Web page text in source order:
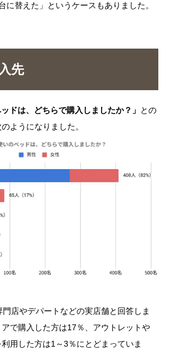
に替えた」というケースもありました。
先
ドは、どちらで購入しましたか？」 との
ようになりました。
店やデパートなどの実店舗と回答しま
で購入した方は17％、アウトレットや
用した方は1～3％にとどまっていま